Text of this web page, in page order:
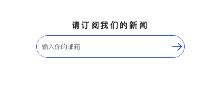
请订阅我们的新闻